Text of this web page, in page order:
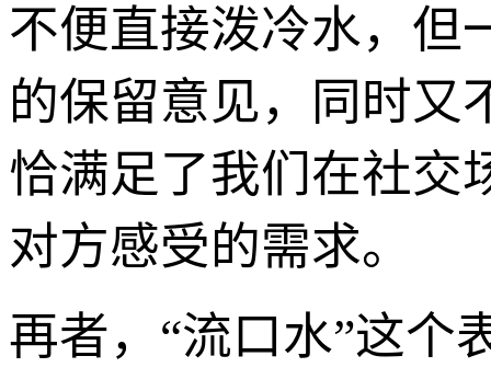
不便直接泼冷水，但
的保留意见，同时又
恰满足了我们在社交
对方感受的需求。
再者，“流口水”这个